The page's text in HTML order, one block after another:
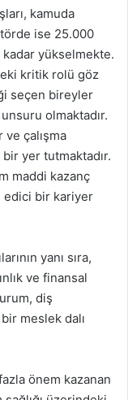
kamuda
ise 25.000
kadar yükselmekte.
kritik rolü göz
seçen bireyler
olmaktadır.
ve çalışma
yer tutmaktadır.
maddi kazanç
edici bir kariyer
yanı sıra,
ve finansal
diş
meslek dalı
önem kazanan